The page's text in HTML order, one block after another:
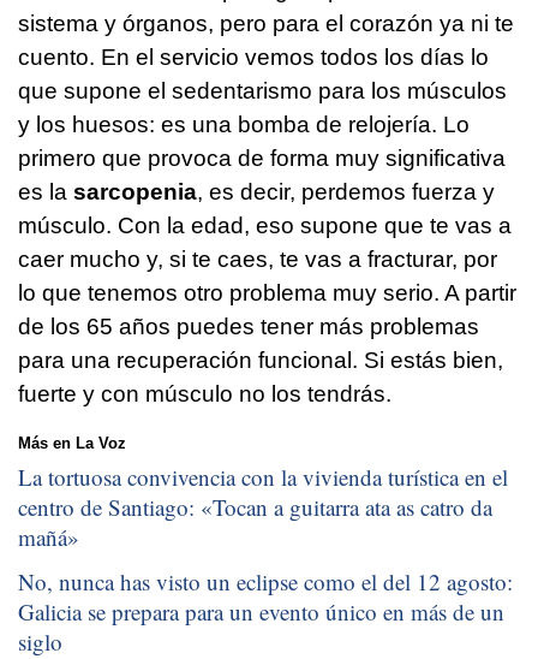
sistema y órganos, pero para el corazón ya ni te
cuento. En el servicio vemos todos los días lo
que supone el sedentarismo para los músculos
y los huesos: es una bomba de relojería. Lo
primero que provoca de forma muy significativa
es la sarcopenia, es decir, perdemos fuerza y
músculo. Con la edad, eso supone que te vas a
caer mucho y, si te caes, te vas a fracturar, por
lo que tenemos otro problema muy serio. A partir
de los 65 años puedes tener más problemas
para una recuperación funcional. Si estás bien,
fuerte y con músculo no los tendrás.
Más en La Voz
La tortuosa convivencia con la vivienda turística en el
centro de Santiago: «Tocan a guitarra ata as catro da
mañá»
No, nunca has visto un eclipse como el del 12 agosto:
Galicia se prepara para un evento único en más de un
siglo